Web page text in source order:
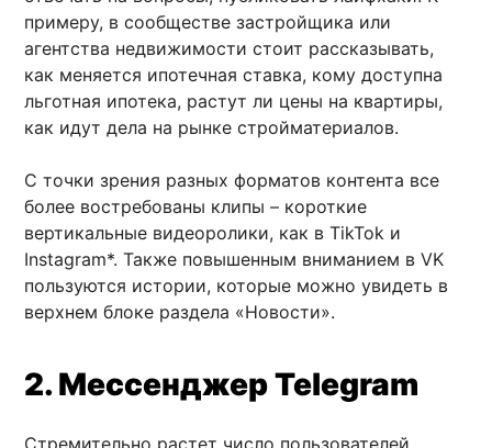
примеру, в сообществе застройщика или
агентства недвижимости стоит рассказывать,
как меняется ипотечная ставка, кому доступна
льготная ипотека, растут ли цены на квартиры,
как идут дела на рынке стройматериалов.
С точки зрения разных форматов контента все
более востребованы клипы – короткие
вертикальные видеоролики, как в TikTok и
Instagram*. Также повышенным вниманием в VK
пользуются истории, которые можно увидеть в
верхнем блоке раздела «Новости».
2. МессенджерTelegram
Стремительно растет число пользователей